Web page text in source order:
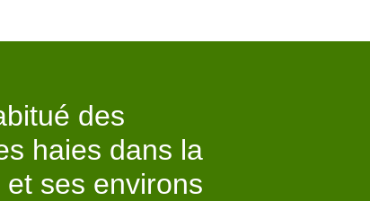
des
haies dans la
ses environs